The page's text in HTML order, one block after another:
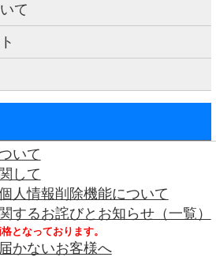
て
いて
して
人情報削除機能について
るお詫びとお知らせ（一覧）
となっております。
かないお客様へ